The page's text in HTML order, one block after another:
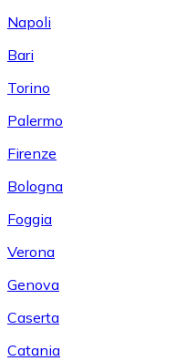
Napoli
Bari
Torino
Palermo
Firenze
Bologna
Foggia
Verona
Genova
Caserta
Catania